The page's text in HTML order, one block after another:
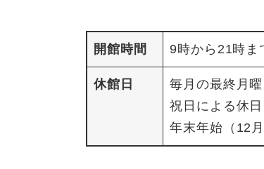
開館時間 9時から21時ま
休館日
毎月の最終月曜
祝日による休
年末年始（12